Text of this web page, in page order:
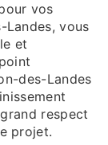
vos
Landes, vous
et
des-Landes
respect
projet.